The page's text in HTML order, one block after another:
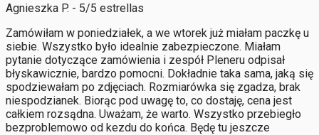
Agnieszka P. - 5/5 estrellas
Zamówiłam w poniedziałek, a we wtorek już miałam paczkę u
siebie. Wszystko było idealnie zabezpieczone. Miałam
pytanie dotyczące zamówienia i zespół Pleneru odpisał
błyskawicznie, bardzo pomocni. Dokładnie taka sama, jaką się
spodziewałam po zdjęciach. Rozmiarówka się zgadza, brak
niespodzianek. Biorąc pod uwagę to, co dostaję, cena jest
całkiem rozsądna. Uważam, że warto. Wszystko przebiegło
bezproblemowo od kezdu do końca. Będę tu jeszcze